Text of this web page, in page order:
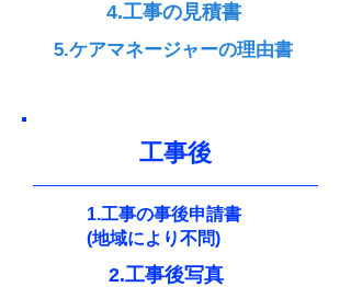
4.工事の見積書
5.ケアマネージャーの理由書
​工事後
1.工事の事後申請書
(地域により不問)
2.工事後写真